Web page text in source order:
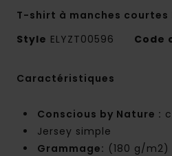
T-shirt à manches courtes
Style ELYZT00596 Code
Caractéristiques
Conscious by Nature :
Jersey simple
Grammage: (180 g/m2)